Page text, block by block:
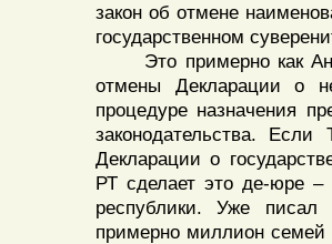
закон об отмене
государственном
Это примерно как
отмены Декларации о
процедуре назначения
законодательства.
Декларации о
РТ сделает это де-юре –
республики. Уже
примерно миллион семей